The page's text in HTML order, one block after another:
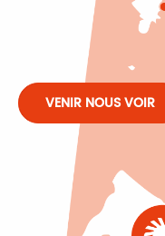
VENIR NOUS VOIR